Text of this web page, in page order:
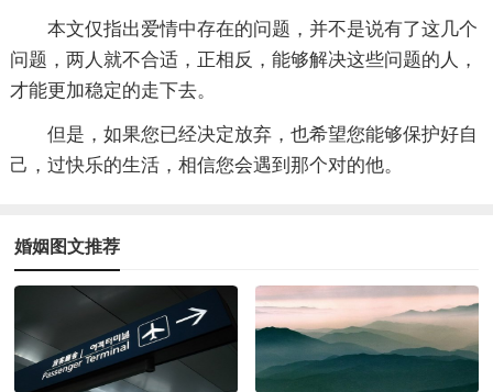
本文仅指出爱情中存在的问题，并不是说有了这几个
问题，两人就不合适，正相反，能够解决这些问题的人，
才能更加稳定的走下去。
但是，如果您已经决定放弃，也希望您能够保护好自
己，过快乐的生活，相信您会遇到那个对的他。
婚姻图文推荐